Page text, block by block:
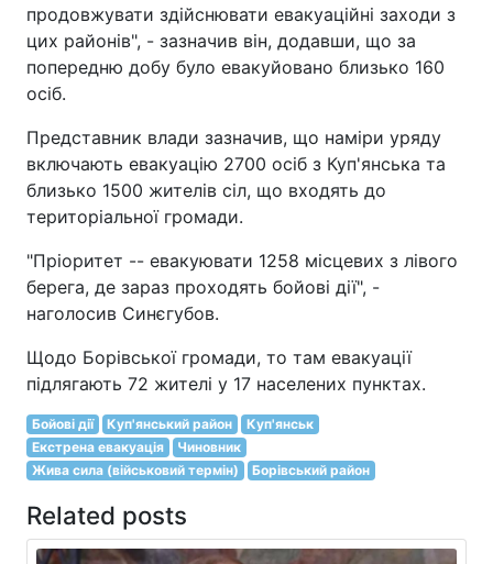
продовжувати здійснювати евакуаційні заходи з
цих районів", - зазначив він, додавши, що за
попередню добу було евакуйовано близько 160
осіб.
Представник влади зазначив, що наміри уряду
включають евакуацію 2700 осіб з Куп'янська та
близько 1500 жителів сіл, що входять до
територіальної громади.
"Пріоритет -- евакуювати 1258 місцевих з лівого
берега, де зараз проходять бойові дії", -
наголосив Синєгубов.
Щодо Борівської громади, то там евакуації
підлягають 72 жителі у 17 населених пунктах.
Бойові дії Куп'янський район
Куп'янськ
Екстрена евакуація
Чиновник
Жива сила (військовий термін)
Борівський район
Related posts